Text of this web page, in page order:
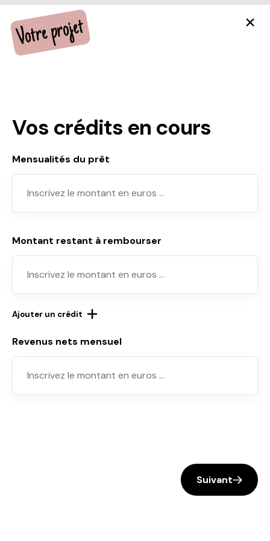
Votre projet
Vos crédits en cours
Mensualités du prêt
Montant restant à rembourser
Ajouter un crédit
Revenus nets mensuel
Suivant